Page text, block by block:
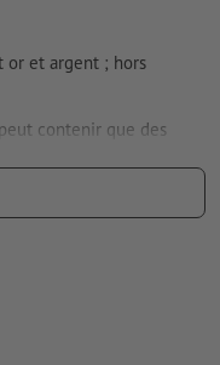
or et argent ; hors
contenir que des